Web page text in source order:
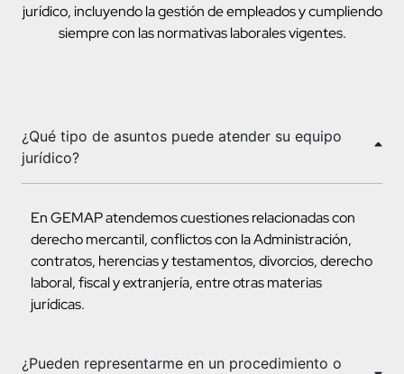
jurídico, incluyendo la gestión de empleados y cumpliendo
siempre con las normativas laborales vigentes.
¿Qué tipo de asuntos puede atender su equipo
jurídico?
En GEMAP atendemos cuestiones relacionadas con
derecho mercantil, conflictos con la Administración,
contratos, herencias y testamentos, divorcios, derecho
laboral, fiscal y extranjería, entre otras materias
jurídicas.
¿Pueden representarme en un procedimiento o